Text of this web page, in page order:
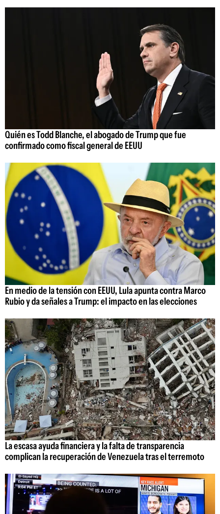
Quién es Todd Blanche, el abogado de Trump que fue
confirmado como fiscal general de EEUU
En medio de la tensión con EEUU, Lula apunta contra Marco
Rubio y da señales a Trump: el impacto en las elecciones
La escasa ayuda financiera y la falta de transparencia
complican la recuperación de Venezuela tras el terremoto